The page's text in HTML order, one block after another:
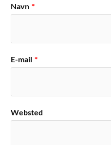
Navn *
E-mail *
Websted